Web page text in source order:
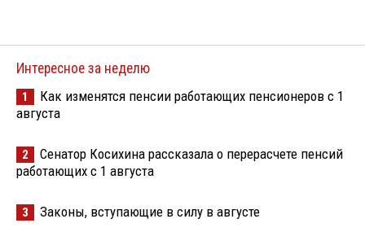
Интересное за неделю
1
Как изменятся пенсии работающих пенсионеров с 1
августа
2
Сенатор Косихина рассказала о перерасчете пенсий
работающих с 1 августа
3 Законы, вступающие в силу в августе